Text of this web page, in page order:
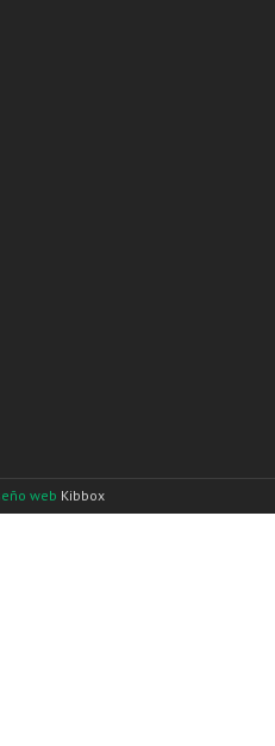
web Kibbox